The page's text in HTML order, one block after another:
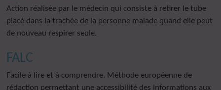
Action réalisée par le médecin qui consiste à retirer le tube
placé dans la trachée de la personne malade quand elle peut
de nouveau respirer seule.
FALC
Facile à lire et à comprendre. Méthode européenne de
rédaction permettant une accessibilité des informations aux